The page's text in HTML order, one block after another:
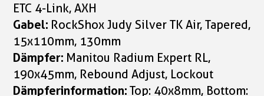
ETC 4-Link, AXH
Gabel: RockShox Judy Silver TK Air, Tapered,
15x110mm, 130mm
Dämpfer: Manitou Radium Expert RL,
190x45mm, Rebound Adjust, Lockout
Dämpferinformation:Top: 40x8mm, Bottom: